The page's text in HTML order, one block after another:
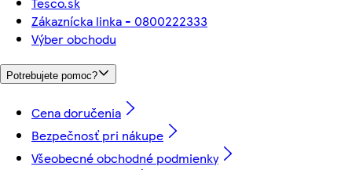
Zákaznícka linka - 0800222333
Výber obchodu
Potrebujete pomoc?
Cena doručenia
Bezpečnosť pri nákupe
Všeobecné obchodné podmienky